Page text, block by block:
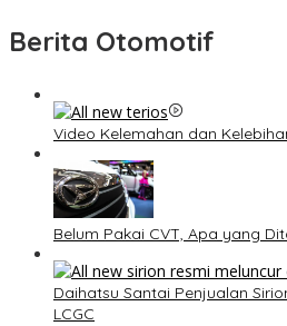
Berita Otomotif
Video Kelemahan dan
Belum Pakai CVT, Apa yang
Daihatsu Santai Penjualan
LCGC